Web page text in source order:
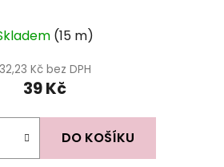
(15 m)
32,23 Kč bez DPH
39 Kč
DO KOŠÍKU